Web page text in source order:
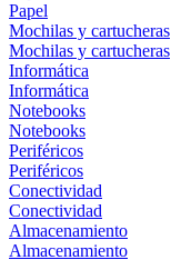
Papel
Mochilas y cartucheras
Mochilas y cartucheras
Informática
Informática
Notebooks
Notebooks
Periféricos
Periféricos
Conectividad
Conectividad
Almacenamiento
Almacenamiento